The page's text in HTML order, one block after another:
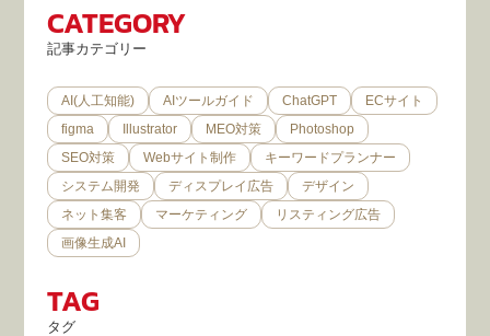
CATEGORY
記事カテゴリー
AI(人工知能) AIツールガイド ChatGPT
ECサイト
figma
Illustrator MEO対策
Photoshop
SEO対策
Webサイト制作
キーワードプランナー
システム開発
ディスプレイ広告
デザイン
ネット集客
マーケティング
リスティング広告
画像生成AI
TAG
タグ